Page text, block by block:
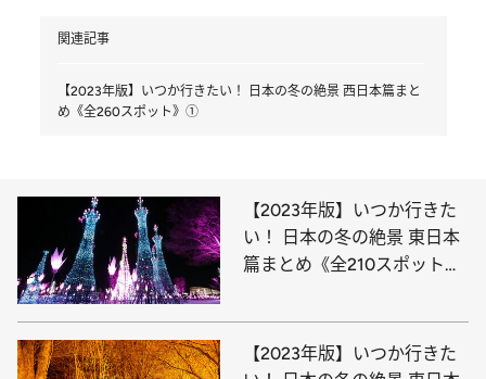
関連記事
【2023年版】いつか行きたい！ 日本の冬の絶景 西日本篇まと
め《全260スポット》①
【2023年版】いつか行きた
い！ 日本の冬の絶景 東日本
篇まとめ《全210スポット》
【2023年版】いつか行きた